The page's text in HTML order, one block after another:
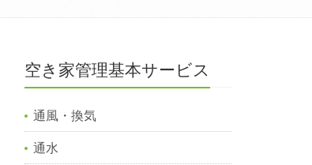
空き家管理基本サービス
通風・換気
通水